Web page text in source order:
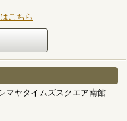
こちら
マヤタイムズスクエア南館